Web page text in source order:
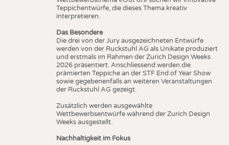
Teppichentwürfe, die dieses Thema kreativ
interpretieren.
Das Besondere
Die drei von der Jury ausgezeichneten Entwürfe
werden von der Ruckstuhl AG als Unikate produziert
und erstmals im Rahmen der Zurich Design Weeks
2026 präsentiert. Anschliessend werden die
prämierten Teppiche an der STF End of Year Show
sowie gegebenenfalls an weiteren Veranstaltungen
der Ruckstuhl AG gezeigt.
Zusätzlich werden ausgewählte
Wettbewerbsentwürfe während der Zurich Design
Weeks ausgestellt.
Nachhaltigkeit im Fokus